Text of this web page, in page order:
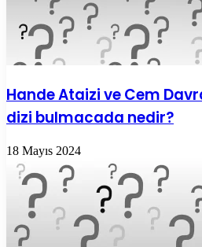
Hande Ataizi ve Cem
dizi bulmacada nedir?
18 Mayıs 2024